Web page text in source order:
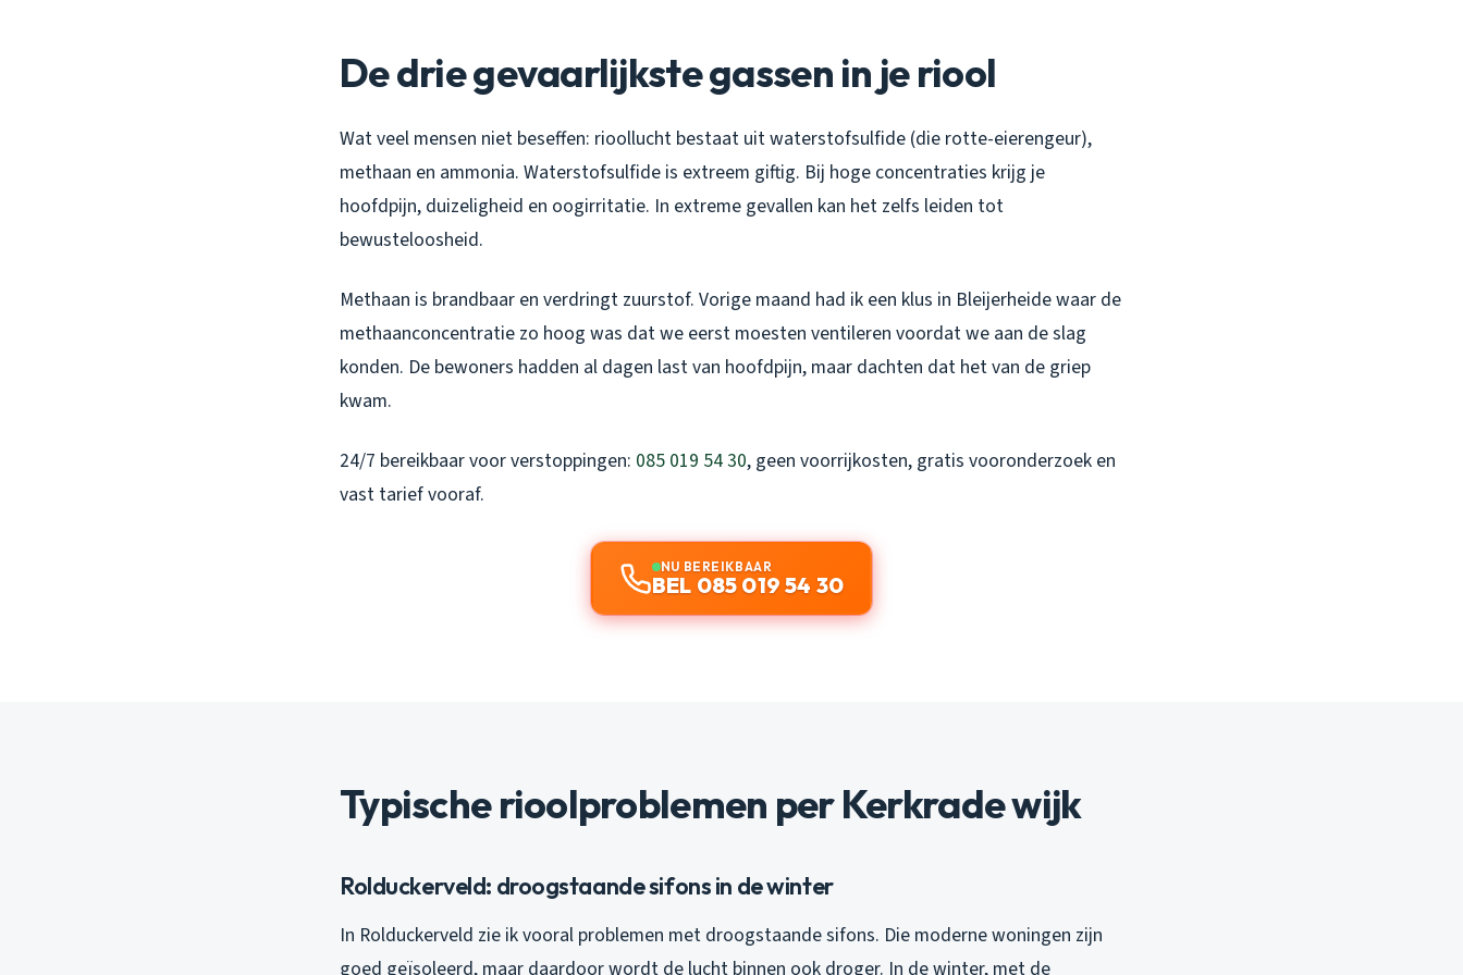
De drie gevaarlijkste gassen in je riool
Wat veel mensen niet beseffen: rioollucht bestaat uit waterstofsulfide (die rotte-eierengeur),
methaan en ammonia. Waterstofsulfide is extreem giftig. Bij hoge concentraties krijg je
hoofdpijn, duizeligheid en oogirritatie. In extreme gevallen kan het zelfs leiden tot
bewusteloosheid.
Methaan is brandbaar en verdringt zuurstof. Vorige maand had ik een klus in Bleijerheide waar de
methaanconcentratie zo hoog was dat we eerst moesten ventileren voordat we aan de slag
konden. De bewoners hadden al dagen last van hoofdpijn, maar dachten dat het van de griep
kwam.
24/7 bereikbaar voor verstoppingen: 085 019 54 30, geen voorrijkosten, gratis vooronderzoek en
vast tarief vooraf.
NU BEREIKBAAR
BEL 085 019 54 30
Typische rioolproblemen per Kerkrade wijk
Rolduckerveld: droogstaande sifons in de winter
In Rolduckerveld zie ik vooral problemen met droogstaande sifons. Die moderne woningen zijn
goed geïsoleerd, maar daardoor wordt de lucht binnen ook droger. In de winter, met de